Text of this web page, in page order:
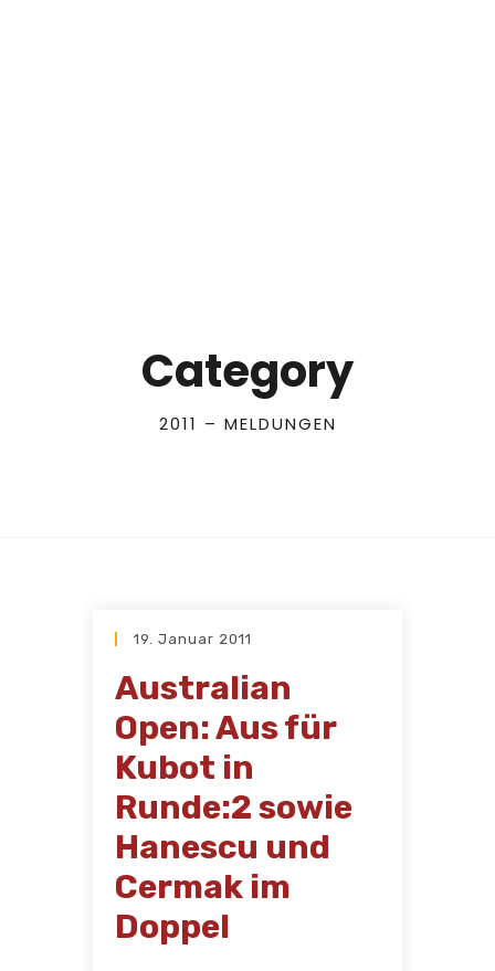
Category
2011 – MELDUNGEN
19. Januar 2011
Australian
Open: Aus für
Kubot in
Runde:2 sowie
Hanescu und
Cermak im
Doppel